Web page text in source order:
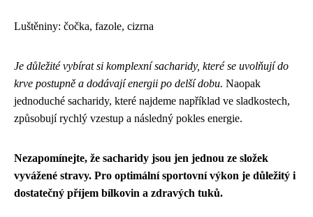
Luštěniny: čočka, fazole, cizrna
Je důležité vybírat si komplexní sacharidy, které se uvolňují do
krve postupně a dodávají energii po delší dobu. Naopak
jednoduché sacharidy, které najdeme například ve sladkostech,
způsobují rychlý vzestup a následný pokles energie.
Nezapomínejte, že sacharidy jsou jen jednou ze složek
vyvážené stravy. Pro optimální sportovní výkon je důležitý i
dostatečný příjem bílkovin a zdravých tuků.